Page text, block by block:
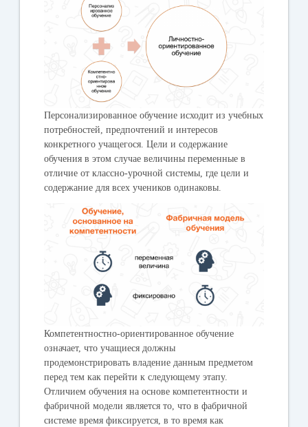
Персонализированное обучение исходит из учебных
потребностей, предпочтений и интересов
конкретного учащегося. Цели и содержание
обучения в этом случае величины переменные в
отличие от классно-урочной системы, где цели и
содержание для всех учеников одинаковы.
Компетентностно-ориентированное обучение
означает, что учащиеся должны
продемонстрировать владение данным предметом
перед тем как перейти к следующему этапу.
Отличием обучения на основе компетентности и
фабричной модели является то, что в фабричной
системе время фиксируется, в то время как